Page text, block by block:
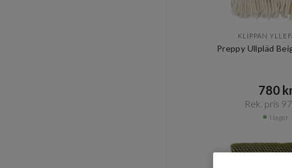
KLIPPAN
Preppy Ullpläd
780
Rek. pris
I lager